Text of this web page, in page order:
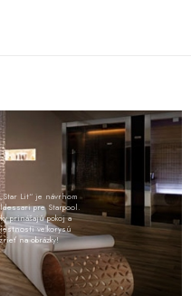
Lit“ je návrhom
pre Starpool.
prinášajú pokoj a
veľkorysú
na obrázky!